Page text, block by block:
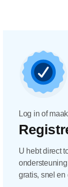
Log in of
U hebt direct
gratis, snel en